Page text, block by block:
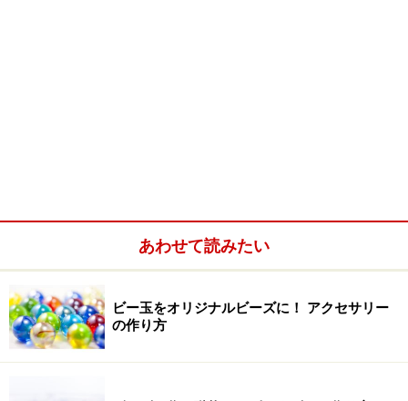
あわせて読みたい
ビー玉をオリジナルビーズに！ アクセサリー
の作り方